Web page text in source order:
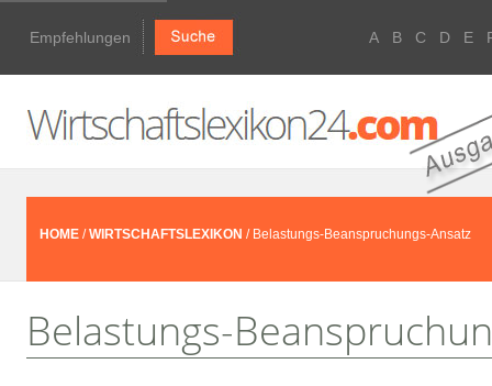
Empfehlungen A B C D E
HOME /WIRTSCHAFTSLEXIKON / Belastungs-Beanspruchungs-Ansatz
Belastungs-